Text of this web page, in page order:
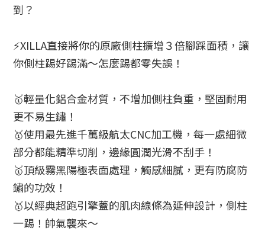
到？
⚡XILLA直接將你的原廠側柱擴增３倍腳踩面積，讓
你側柱踢好踢滿～怎麼踢都零失誤！
🥇輕量化鋁合金材質，不增加側柱負重，堅固耐用
更不易生鏽！
🥇使用最先進千萬級航太CNC加工機，每一處細微
部分都能精準切削，邊緣圓潤光滑不刮手！
🥇頂級霧黑陽極表面處理，觸感細膩，更有防腐防
鏽的功效！
🥇以經典超跑引擎蓋的肌肉線條為延伸設計，側柱
一踢！帥氣襲來～